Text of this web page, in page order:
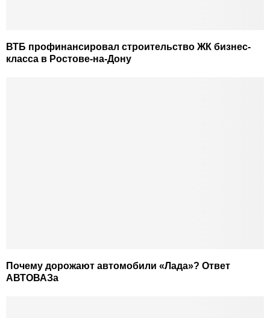
ВТБ профинансировал строительство ЖК бизнес-
класса в Ростове-на-Дону
Почему дорожают автомобили «Лада»? Ответ
АВТОВАЗа